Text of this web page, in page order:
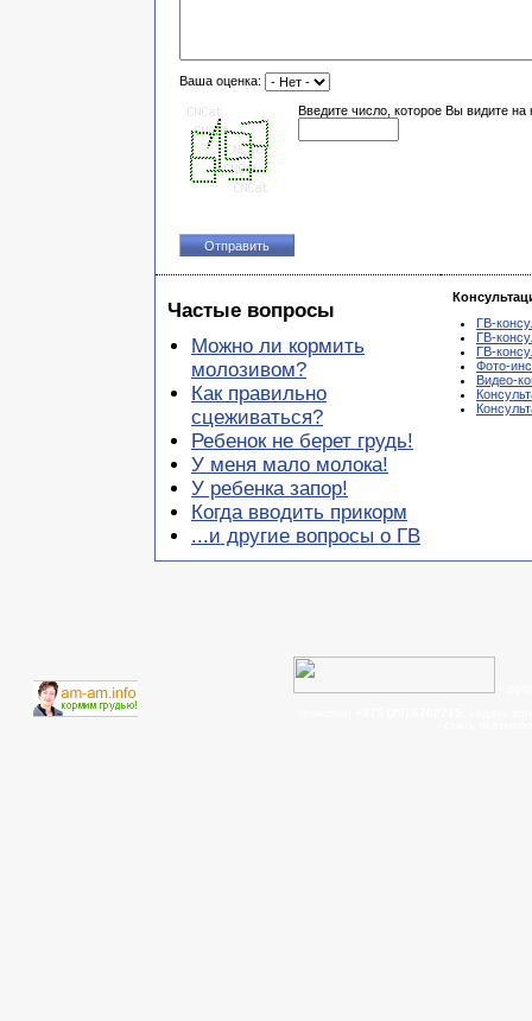
Ваша оценка:
Введите число, которое Вы видите на
Частые вопросы
Можно ли кормить
молозивом?
Как правильно
сцеживаться?
Ребенок не берет грудь!
У меня мало молока!
У ребенка запор!
Когда вводить прикорм
...и другие вопросы о ГВ
ГВ-
ГВ-
ГВ-
Фото-
Видео-